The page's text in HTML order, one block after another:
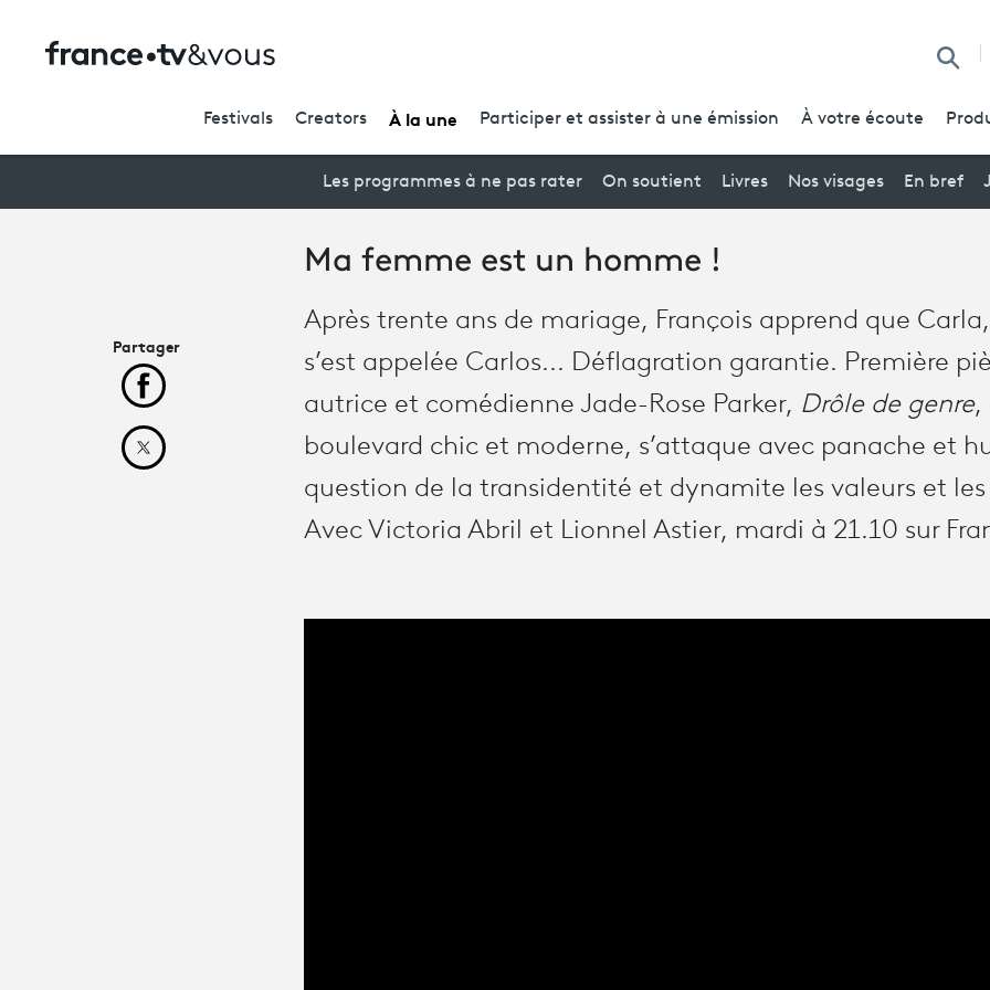
Festivals Creators À la une Participer et assister à une émission À votre écoute
Les programmes à ne pas rater On soutient Livres Nos visages En bref
Ma femme est un homme !
Après trente ans de mariage, François apprend que
s’est appelée Carlos... Déflagration garantie. Première
autrice et comédienne Jade-Rose Parker, Drôle de genre,
boulevard chic et moderne, s’attaque avec panache et
question de la transidentité et dynamite les valeurs et les
Avec Victoria Abril et Lionnel Astier, mardi à 21.10 sur
Partager
Partager cet article sur Facebook
Partager cet article sur X